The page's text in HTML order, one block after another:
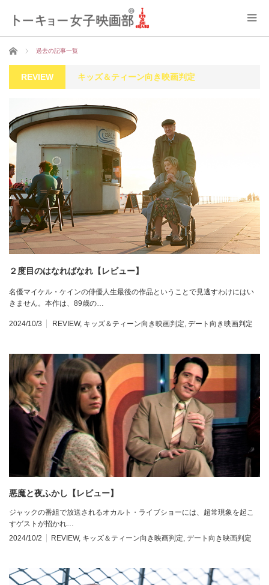
ホーム 過去の記事一覧
REVIEW キッズ＆ティーン向き映画判定
２度目のはなればなれ【レビュー】
名優マイケル・ケインの俳優人生最後の作品ということで見逃すわけにはい
きません。本作は、89歳の…
2024/10/3 REVIEW, キッズ＆ティーン向き映画判定, デート向き映画判定
悪魔と夜ふかし【レビュー】
ジャックの番組で放送されるオカルト・ライブショーには、超常現象を起こ
すゲストが招かれ…
2024/10/2
REVIEW, キッズ＆ティーン向き映画判定, デート向き映画判定